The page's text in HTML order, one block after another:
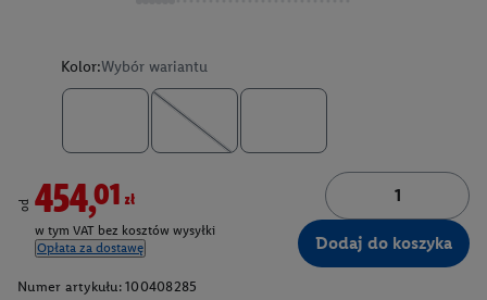
Kolor:Wybór wariantu
od 454,01zł
w tym VAT bez kosztów wysyłki
Opłata za dostawę
Dodaj do koszyka
Numer artykułu: 100408285